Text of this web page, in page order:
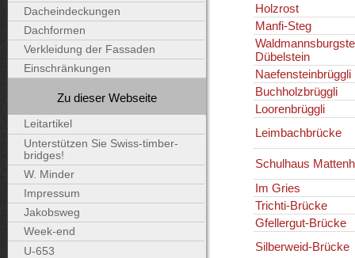
Holzrost
Manfi-Steg
Dübelstein
Naefensteinbrüggli
Buchholzbrüggli
Loorenbrüggli
Leimbachbrücke
Schulhaus
Im Gries
Trichti-Brücke
Gfellergut-Brücke
Silberweid-Brücke
Dacheindeckungen
Dachformen
Verkleidung der Fassaden
Einschränkungen
Zu dieser Webseite
Leitartikel
Unterstützen Sie Swiss-timber-
bridges!
W. Minder
Impressum
Jakobsweg
Week-end
U-653